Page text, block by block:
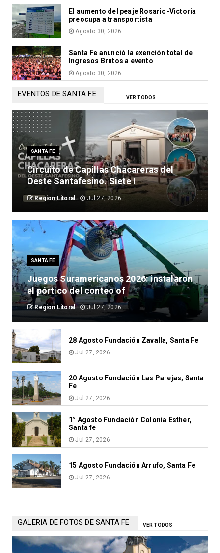
El aumento del peaje Rosario-Victoria
preocupa a transportista
Agosto 30, 2026
Santa Fe anunció la exención total de
Ingresos Brutos a evento
Agosto 30, 2026
EVENTOS DE SANTA FE VER TODOS
SANTA FE
Circuito de Capillas Chacareras del
Oeste Santafesino. Siete I
Region Litoral Jul 27, 2026
SANTA FE
Juegos Suramericanos 2026: instalaron
el pórtico del conteo of
Region Litoral Jul 27, 2026
28 Agosto Fundación Zavalla, Santa Fe
Jul 27, 2026
20 Agosto Fundación Las Parejas, Santa
Fe
Jul 27, 2026
1° Agosto Fundación Colonia Esther,
Santa fe
Jul 27, 2026
15 Agosto Fundación Arrufo, Santa Fe
Jul 27, 2026
GALERIA DE FOTOS DE SANTA FE VER TODOS